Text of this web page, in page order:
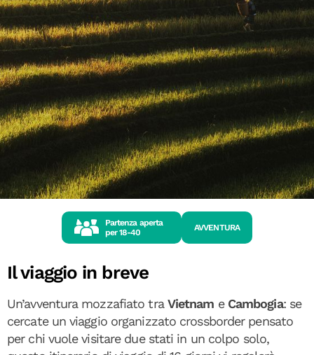
Partenza aperta
per18-40
AVVENTURA
Il viaggio in breve
Un’avventura mozzafiato tra Vietnam e Cambogia: se
cercate un viaggio organizzato crossborder pensato
per chi vuole visitare due stati in un colpo solo,